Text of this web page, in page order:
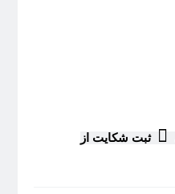
ثبت شکایت از